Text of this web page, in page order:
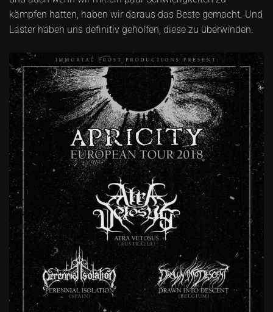
kämpfen hatten, haben wir daraus das Beste gemacht. Und
Laster haben uns definitiv geholfen, diese zu überwinden.